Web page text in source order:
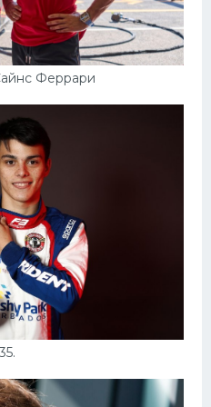
Феррари
35.